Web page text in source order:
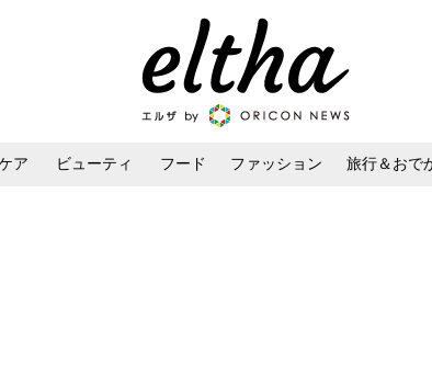
ア ビューティ フード ファッション 旅行＆おで